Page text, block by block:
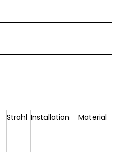
Strahl Installation Material